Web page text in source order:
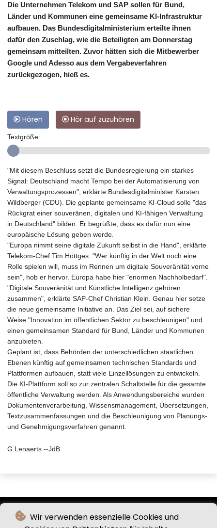
Wir verwenden essenzielle Cookies und
Die Unternehmen Telekom und SAP sollen für Bund,
Länder und Kommunen eine gemeinsame KI-Infrastruktur
aufbauen. Das Bundesdigitalministerium erteilte ihnen
dafür den Zuschlag, wie die Beteiligten am Donnerstag
gemeinsam mitteilten. Zuvor hätten sich die Mitbewerber
Google und Adesso aus dem Vergabeverfahren
zurückgezogen, hieß es.
Hören Hör auf zuzuhören
Textgröße:
"Mit diesem Beschluss setzt die Bundesregierung ein starkes
Signal: Deutschland macht Tempo bei der Automatisierung von
Verwaltungsprozessen", erklärte Bundesdigitalminister Karsten
Wildberger (CDU). Die geplante gemeinsame KI-Cloud solle "das
Rückgrat einer souveränen, digitalen und KI-fähigen Verwaltung
in Deutschland" bilden. Er begrüßte, dass es dafür nun eine
europäische Lösung geben werde.
"Europa nimmt seine digitale Zukunft selbst in die Hand", erklärte
Telekom-Chef Tim Höttges. "Wer künftig in der Welt noch eine
Rolle spielen will, muss im Rennen um digitale Souveränität vorne
sein", hob er hervor. Europa habe hier "enormen Nachholbedarf".
"Digitale Souveränität und Künstliche Intelligenz gehören
zusammen", erklärte SAP-Chef Christian Klein. Genau hier setze
die neue gemeinsame Initiative an. Das Ziel sei, auf sichere
Weise "Innovation im öffentlichen Sektor zu beschleunigen" und
einen gemeinsamen Standard für Bund, Länder und Kommunen
anzubieten.
Geplant ist, dass Behörden der unterschiedlichen staatlichen
Ebenen künftig auf gemeinsamen technischen Standards und
Plattformen aufbauen, statt viele Einzellösungen zu entwickeln.
Die KI-Plattform soll so zur zentralen Schaltstelle für die gesamte
öffentliche Verwaltung werden. Als Anwendungsbereiche wurden
Dokumentenverarbeitung, Wissensmanagement, Übersetzungen,
Textzusammenfassungen und die Beschleunigung von Planungs-
und Genehmigungsverfahren genannt.
G.Lenaerts --JdB